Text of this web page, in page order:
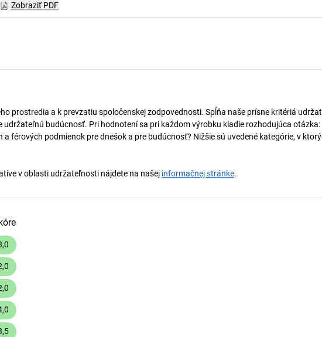
Zobraziť PDF
prostredia a k prevzatiu spoločenskej zodpovednosti. Spĺňa naše prísne kritériá
udržateľnú budúcnosť. Pri hodnotení sa pri každom výrobku kladie rozhodujúca otázka:
férových podmienok pre dnešok a pre budúcnosť? Nižšie sú uvedené kategórie, v
v oblasti udržateľnosti nájdete na našej informačnej stránke.